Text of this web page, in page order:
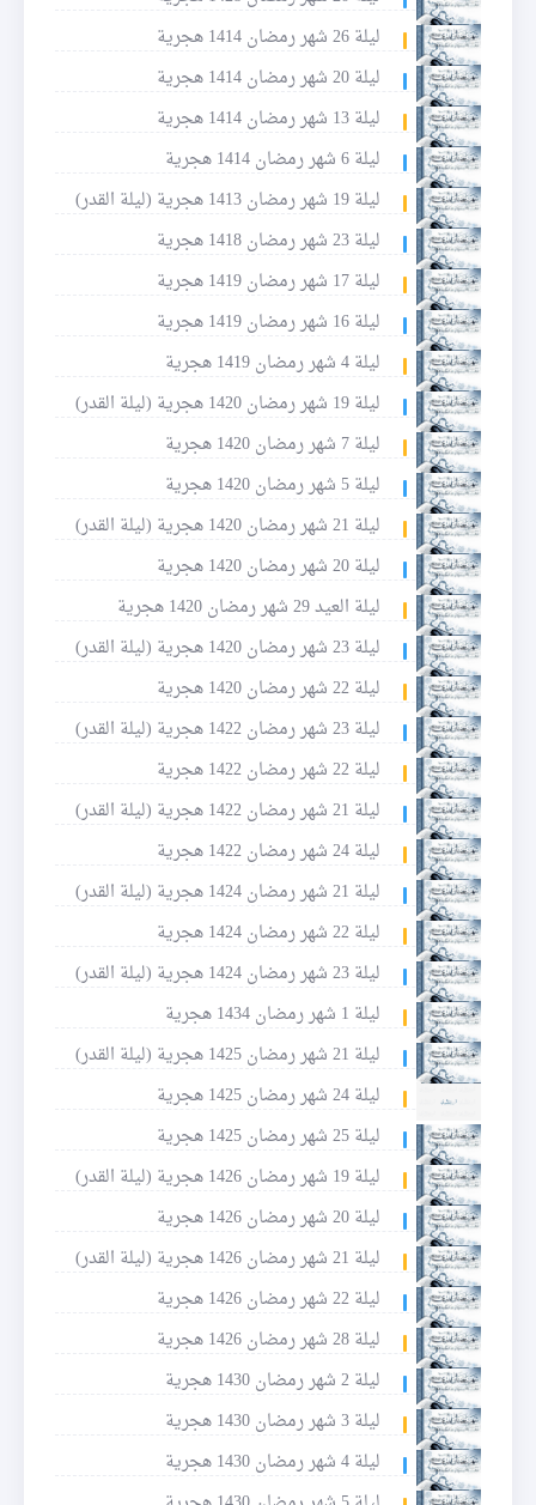
ليلة 26 شهر رمضان 1414 هجرية
ليلة 20 شهر رمضان 1414 هجرية
ليلة 13 شهر رمضان 1414 هجرية
ليلة 6 شهر رمضان 1414 هجرية
ليلة 19 شهر رمضان 1413 هجرية (ليلة القدر)
ليلة 23 شهر رمضان 1418 هجرية
ليلة 17 شهر رمضان 1419 هجرية
ليلة 16 شهر رمضان 1419 هجرية
ليلة 4 شهر رمضان 1419 هجرية
ليلة 19 شهر رمضان 1420 هجرية (ليلة القدر)
ليلة 7 شهر رمضان 1420 هجرية
ليلة 5 شهر رمضان 1420 هجرية
ليلة 21 شهر رمضان 1420 هجرية (ليلة القدر)
ليلة 20 شهر رمضان 1420 هجرية
ليلة العيد 29 شهر رمضان 1420 هجرية
ليلة 23 شهر رمضان 1420 هجرية (ليلة القدر)
ليلة 22 شهر رمضان 1420 هجرية
ليلة 23 شهر رمضان 1422 هجرية (ليلة القدر)
ليلة 22 شهر رمضان 1422 هجرية
ليلة 21 شهر رمضان 1422 هجرية (ليلة القدر)
ليلة 24 شهر رمضان 1422 هجرية
ليلة 21 شهر رمضان 1424 هجرية (ليلة القدر)
ليلة 22 شهر رمضان 1424 هجرية
ليلة 23 شهر رمضان 1424 هجرية (ليلة القدر)
ليلة 1 شهر رمضان 1434 هجرية
ليلة 21 شهر رمضان 1425 هجرية (ليلة القدر)
ليلة 24 شهر رمضان 1425 هجرية
ليلة 25 شهر رمضان 1425 هجرية
ليلة 19 شهر رمضان 1426 هجرية (ليلة القدر)
ليلة 20 شهر رمضان 1426 هجرية
ليلة 21 شهر رمضان 1426 هجرية (ليلة القدر)
ليلة 22 شهر رمضان 1426 هجرية
ليلة 28 شهر رمضان 1426 هجرية
ليلة 2 شهر رمضان 1430 هجرية
ليلة 3 شهر رمضان 1430 هجرية
ليلة 4 شهر رمضان 1430 هجرية